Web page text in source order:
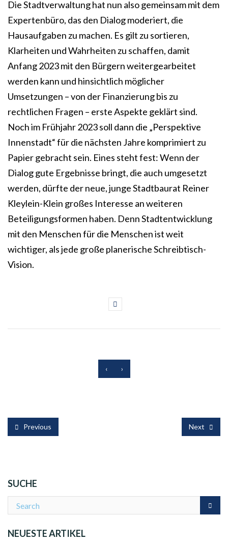
Die Stadtverwaltung hat nun also gemeinsam mit dem
Expertenbüro, das den Dialog moderiert, die
Hausaufgaben zu machen. Es gilt zu sortieren,
Klarheiten und Wahrheiten zu schaffen, damit
Anfang 2023 mit den Bürgern weitergearbeitet
werden kann und hinsichtlich möglicher
Umsetzungen – von der Finanzierung bis zu
rechtlichen Fragen – erste Aspekte geklärt sind.
Noch im Frühjahr 2023 soll dann die „Perspektive
Innenstadt“ für die nächsten Jahre komprimiert zu
Papier gebracht sein. Eines steht fest: Wenn der
Dialog gute Ergebnisse bringt, die auch umgesetzt
werden, dürfte der neue, junge Stadtbaurat Reiner
Kleylein-Klein großes Interesse an weiteren
Beteiligungsformen haben. Denn Stadtentwicklung
mit den Menschen für die Menschen ist weit
wichtiger, als jede große planerische Schreibtisch-
Vision.
‹ ›
Previous Next
SUCHE
NEUESTE ARTIKEL